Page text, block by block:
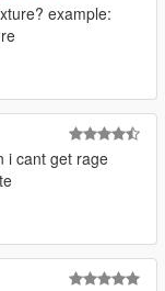
example:
i cant get rage